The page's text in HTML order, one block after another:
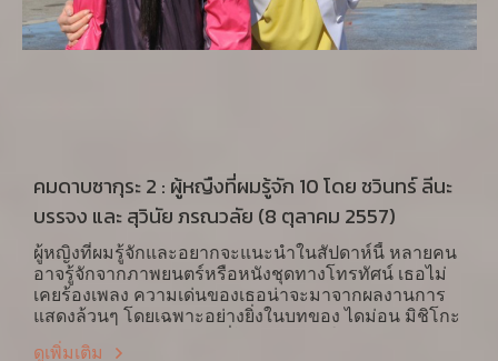
คมดาบซากุระ 2 : ผู้หญืงที่ผมรู้จัก 10 โดย ชวินทร์ ลีนะ
บรรจง และ สุวินัย ภรณวลัย (8 ตุลาคม 2557)
ผู้หญิงที่ผมรู้จักและอยากจะแนะนำในสัปดาห์นี้ หลายคน
อาจรู้จักจากภาพยนตร์หรือหนังชุดทางโทรทัศน์ เธอไม่
เคยร้องเพลง ความเด่นของเธอน่าจะมาจากผลงานการ
แสดงล้วนๆ โดยเฉพาะอย่างยิ่งในบทของ ไดม่อน มิชิโกะ
(大門 未知子) หมอผ่าตัดที่ไม่เคยพลาด ในหนังชุดทาง
ดูเพิ่มเติม